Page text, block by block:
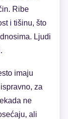
Ribe
i tišinu, što
Ljudi
imaju
za
ne
ali